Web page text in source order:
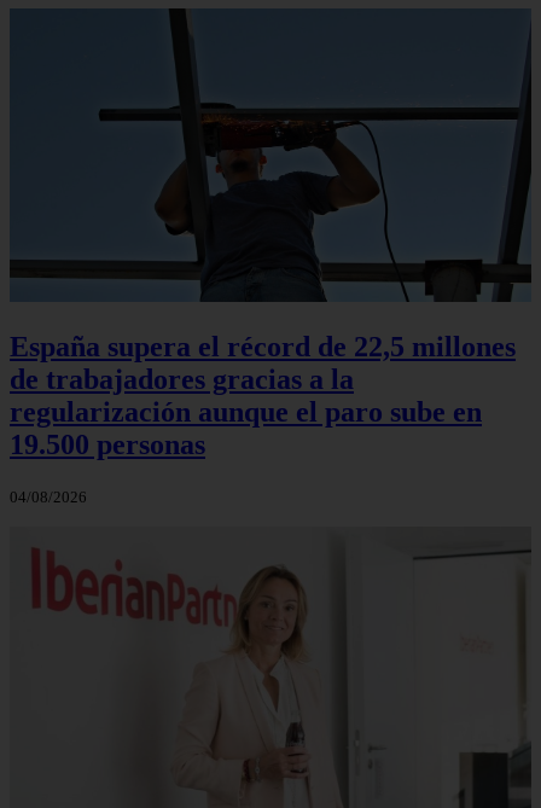
España supera el récord de 22,5 millones
de trabajadores gracias a la
regularización aunque el paro sube en
19.500 personas
04/08/2026